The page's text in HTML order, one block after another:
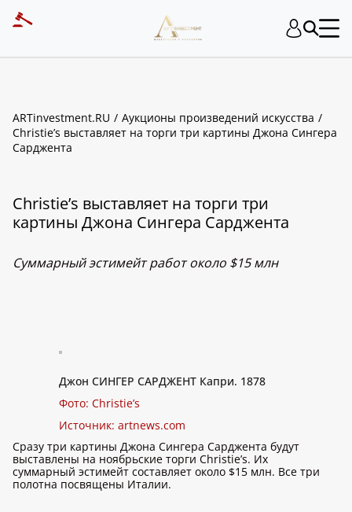
ARTinvestment.RU
Аукционы произведений искусства
Christie’s выставляет на торги три картины Джона Сингера
Сарджента
Christie’s выставляет на торги три
картины Джона Сингера Сарджента
Суммарный эстимейт работ около $15 млн
Джон СИНГЕР САРДЖЕНТ Капри. 1878
Фото: Christie’s
Источник: artnews.com
Сразу три картины Джона Сингера Сарджента будут
выставлены на ноябрьские торги Christie’s. Их
суммарный эстимейт составляет около $15 млн. Все три
полотна посвящены Италии.